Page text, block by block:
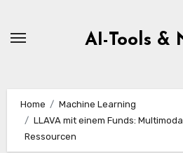
AI-Tools &
Home
Machine Learning
LLAVA mit einem Funds:
Ressourcen